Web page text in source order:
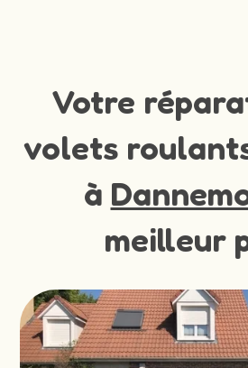
Votre
volets
à
meilleur